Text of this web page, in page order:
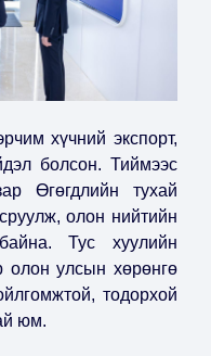
хүчний экспорт,
болсон. Тиймээс
Өгөгдлийн тухай
олон нийтийн
Тус хуулийн
олон улсын хөрөнгө
тодорхой
юм.